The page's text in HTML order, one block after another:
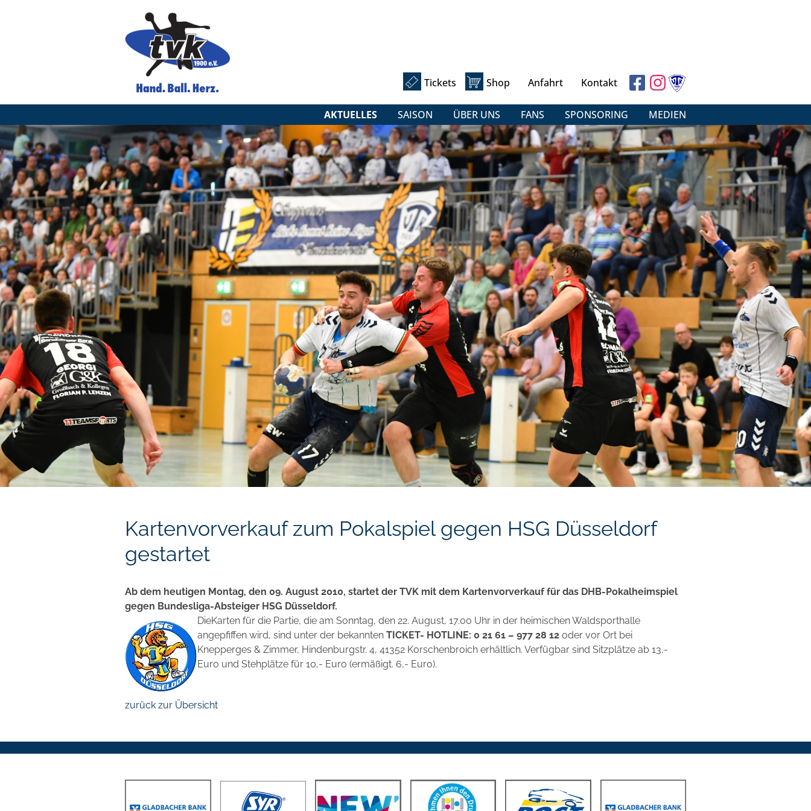
Kontakt
Anfahrt
Shop
Tickets
AKTUELLES SAISON ÜBER UNS FANS SPONSORING MEDIEN
Kartenvorverkauf zum Pokalspiel gegen HSG Düsseldorf
gestartet
Ab dem heutigen Montag, den 09. August 2010, startet der TVK mit dem Kartenvorverkauf für das DHB-Pokalheimspiel
gegen Bundesliga-Absteiger HSG Düsseldorf.
DieKarten für die Partie, die am Sonntag, den 22. August, 17.00 Uhr in der heimischen Waldsporthalle
angepfiffen wird, sind unter der bekannten TICKET- HOTLINE: 0 21 61 – 977 28 12 oder vor Ort bei
Knepperges & Zimmer, Hindenburgstr. 4, 41352 Korschenbroich erhältlich. Verfügbar sind Sitzplätze ab 13,-
Euro und Stehplätze für 10,- Euro (ermäßigt. 6,- Euro).
zurück zur Übersicht